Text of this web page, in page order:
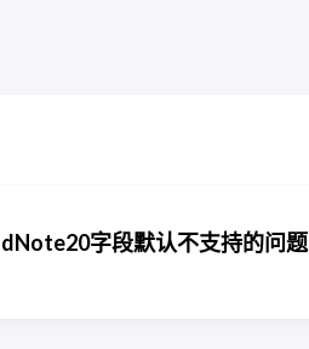
字段默认不支持的问题